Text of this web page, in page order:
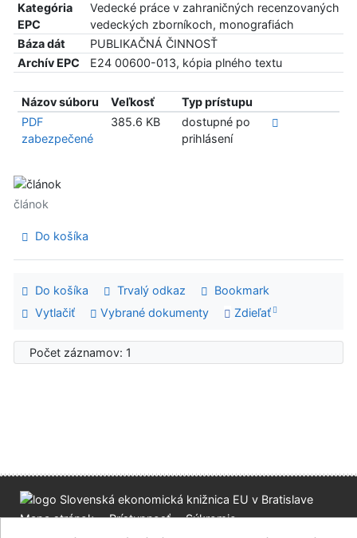
Kategória
EPC
Vedecké práce v zahraničných recenzovaných
vedeckých zborníkoch, monografiách
Báza dát
PUBLIKAČNÁ ČINNOSŤ
Archív EPC
E24 00600-013, kópia plného textu
Názov súboru Veľkosť
Typ prístupu
PDF
zabezpečené
385.6 KB
dostupné po
prihlásení
článok
Do košíka
Do košíka Trvalý odkaz
Bookmark
Vytlačiť
Vybrané dokumenty Zdieľať
Počet záznamov: 1
Mapa stránok Prístupnosť
Súkromie